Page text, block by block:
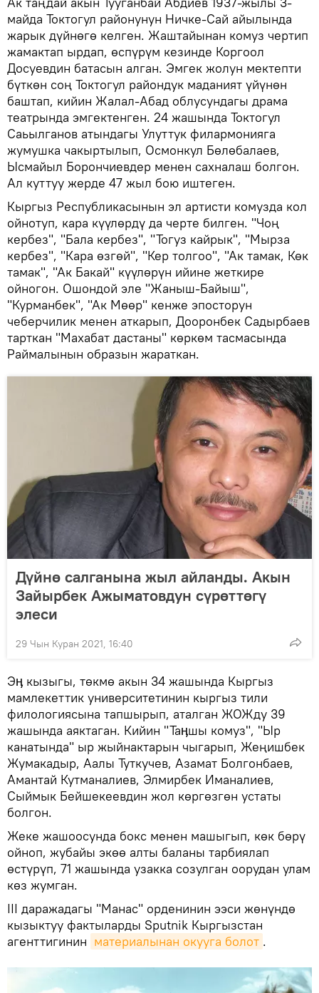
майда Токтогул районунун Ничке-Сай айылында
жарык дүйнөгө келген. Жаштайынан комуз чертип
жамактап ырдап, өспүрүм кезинде Коргоол
Досуевдин батасын алган. Эмгек жолун мектепти
бүткөн соң Токтогул райондук маданият үйүнөн
баштап, кийин Жалал-Абад облусундагы драма
театрында эмгектенген. 24 жашында Токтогул
Саьылганов атындагы Улуттук филармонияга
жумушка чакыртылып, Осмонкул Бөлөбалаев,
Ысмайыл Борончиевдер менен сахналаш болгон.
Ал куттуу жерде 47 жыл бою иштеген.
Кыргыз Республикасынын эл артисти комузда кол
ойнотуп, кара күүлөрдү да черте билген. "Чоң
кербез", "Бала кербез", "Тогуз кайрык", "Мырза
кербез", "Кара өзгөй", "Кер толгоо", "Ак тамак, Көк
тамак", "Ак Бакай" күүлөрүн ийине жеткире
ойногон. Ошондой эле "Жаныш-Байыш",
"Курманбек", "Ак Мөөр" кенже эпосторун
чеберчилик менен аткарып, Дооронбек Садырбаев
тарткан "Махабат дастаны" көркөм тасмасында
Раймалынын образын жараткан.
Дүйнө салганына жыл айланды. Акын
Зайырбек Ажыматовдун сүрөттөгү
элеси
29 Чын Куран 2021, 16:40
Эӊ кызыгы, төкмө акын 34 жашында Кыргыз
мамлекеттик университетинин кыргыз тили
филологиясына тапшырып, аталган ЖОЖду 39
жашында аяктаган. Кийин "Таӊшы комуз", "Ыр
канатында" ыр жыйнактарын чыгарып, Жеңишбек
Жумакадыр, Аалы Туткучев, Азамат Болгонбаев,
Амантай Кутманалиев, Элмирбек Иманалиев,
Сыймык Бейшекеевдин жол көргөзгөн устаты
болгон.
Жеке жашоосунда бокс менен машыгып, көк бөрү
ойноп, жубайы экөө алты баланы тарбиялап
өстүрүп, 71 жашында узакка созулган оорудан улам
көз жумган.
III даражадагы "Манас" орденинин ээси жөнүндө
кызыктуу фактыларды Sputnik Кыргызстан
агенттигинин материалынан окууга болот .